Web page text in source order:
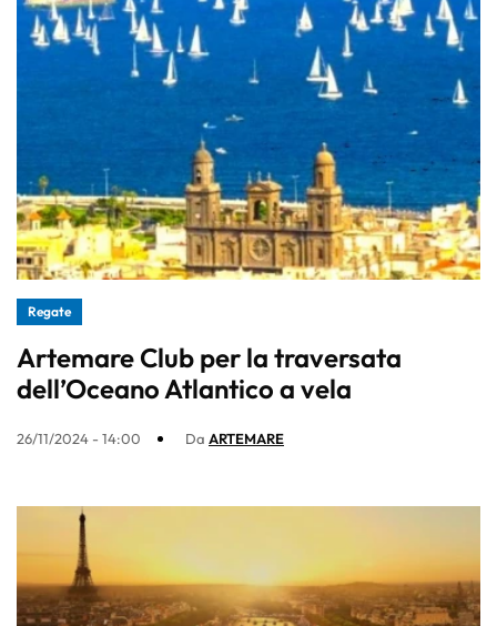
Regate
Artemare Club per la traversata
dell’Oceano Atlantico a vela
26/11/2024 - 14:00 Da ARTEMARE